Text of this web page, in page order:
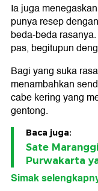
Ia juga
punya resep
beda-beda
pas, begitupun
Bagi yang suka
menambahkan
cabe kering yang
gentong.
Baca juga:
Sate
Purwakarta
Simak